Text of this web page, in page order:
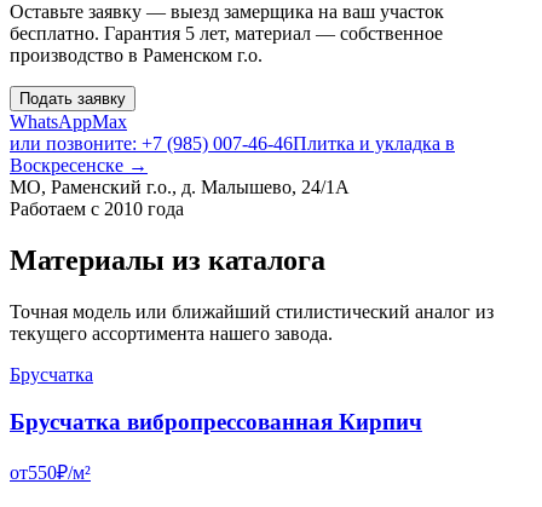
Оставьте заявку — выезд замерщика на ваш участок
бесплатно. Гарантия 5 лет, материал — собственное
производство в Раменском г.о.
Подать заявку
WhatsAppMax
или позвоните: +7 (985) 007-46-46Плитка и укладка в
Воскресенске →
МО, Раменский г.о., д. Малышево, 24/1А
Работаем с 2010 года
Материалы из каталога
Точная модель или ближайший стилистический аналог из
текущего ассортимента нашего завода.
Брусчатка
Брусчатка вибропрессованная Кирпич
от550₽/м²